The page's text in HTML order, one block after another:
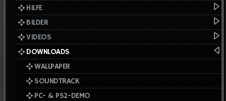
HILFE
BILDER
VIDEOS
DOWNLOADS
WALLPAPER
SOUNDTRACK
PC- & PS2-DEMO